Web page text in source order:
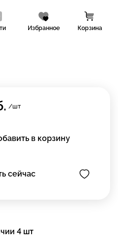
Избранное Корзина
/шт
в корзину
сейчас
4 шт